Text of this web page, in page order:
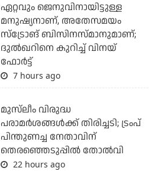
ഏറ്റവും ജെനുവിനായിട്ടുള്ള
മനുഷ്യനാണ്, അതേസമയം
സ്‌ട്രോങ് ബിസിനസ്മാനുമാണ്;
ദുല്‍ഖറിനെ കുറിച്ച് വിനയ്
ഫോര്‍ട്ട്
7 hours ago
മുസ്‌ലീം വിരുദ്ധ
പരാമര്‍ശങ്ങള്‍ക്ക് തിരിച്ചടി; ട്രംപ്
പിന്തുണച്ച നേതാവിന്
തെരഞ്ഞെടുപ്പില്‍ തോല്‍വി
22 hours ago